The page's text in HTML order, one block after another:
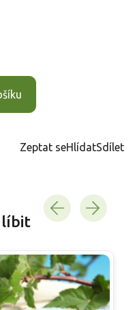
Zeptat seHlídatSdílet
líbit